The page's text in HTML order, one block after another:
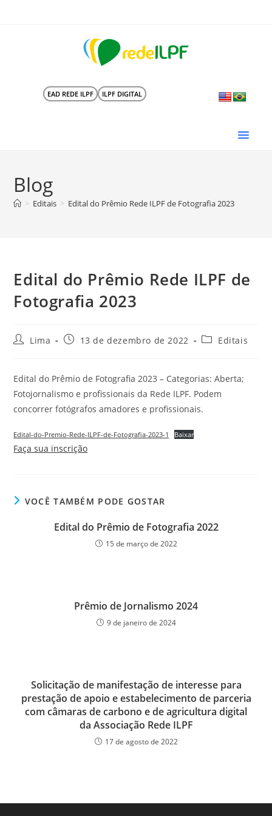
EAD REDE ILPF ILPF DIGITAL
Blog
> Editais > Edital do Prêmio Rede ILPF de Fotografia 2023
Edital do Prêmio Rede ILPF de
Fotografia 2023
Lima 13 de dezembro de 2022 Editais
Edital do Prêmio de Fotografia 2023 – Categorias: Aberta;
Fotojornalismo e profissionais da Rede ILPF. Podem
concorrer fotógrafos amadores e profissionais.
Edital-do-Premio-Rede-ILPF-de-Fotografia-2023-1 Baixar
Faça sua inscrição
VOCÊ TAMBÉM PODE GOSTAR
Edital do Prêmio de Fotografia 2022
15 de março de 2022
Prêmio de Jornalismo 2024
9 de janeiro de 2024
Solicitação de manifestação de interesse para
prestação de apoio e estabelecimento de parceria
com câmaras de carbono e de agricultura digital
da Associação Rede ILPF
17 de agosto de 2022